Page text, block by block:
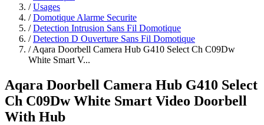
/ Usages
/ Domotique Alarme Securite
/ Detection Intrusion Sans Fil Domotique
/ Detection D Ouverture Sans Fil Domotique
/ Aqara Doorbell Camera Hub G410 Select Ch C09Dw
White Smart V...
Aqara Doorbell Camera Hub G410 Select
Ch C09Dw White Smart Video Doorbell
With Hub